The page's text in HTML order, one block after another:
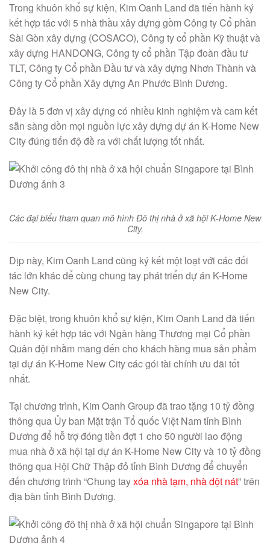
Trong khuôn khổ sự kiện, Kim Oanh Land đã tiến hành ký
kết hợp tác với 5 nhà thầu xây dựng gồm Công ty Cổ phần
Sài Gòn xây dựng (COSACO), Công ty cổ phần Kỹ thuật và
xây dựng HANDONG, Công ty cổ phần Tập đoàn đầu tư
TLT, Công ty Cổ phần Đầu tư và xây dựng Nhơn Thành và
Công ty Cổ phần Xây dựng An Phước Bình Dương.
Đây là 5 đơn vị xây dựng có nhiều kinh nghiệm và cam kết
sẵn sàng dồn mọi nguồn lực xây dựng dự án K-Home New
City đúng tiến độ đề ra với chất lượng tốt nhất.
Các đại biểu tham quan mô hình Đô thị nhà ở xã hội K-Home New
City.
Dịp này, Kim Oanh Land cũng ký kết một loạt với các đối
tác lớn khác để cùng chung tay phát triển dự án K-Home
New City.
Đặc biệt, trong khuôn khổ sự kiện, Kim Oanh Land đã tiến
hành ký kết hợp tác với Ngân hàng Thương mại Cổ phần
Quân đội nhằm mang đến cho khách hàng mua sản phẩm
tại dự án K-Home New City các gói tài chính ưu đãi tốt
nhất.
Tại chương trình, Kim Oanh Group đã trao tặng 10 tỷ đồng
thông qua Ủy ban Mặt trận Tổ quốc Việt Nam tỉnh Bình
Dương để hỗ trợ đóng tiền đợt 1 cho 50 người lao động
mua nhà ở xã hội tại dự án K-Home New City và 10 tỷ đồng
thông qua Hội Chữ Thập đỏ tỉnh Bình Dương để chuyển
đến chương trình “Chung tayxóa nhà tạm, nhà dột nát” trên
địa bàn tỉnh Bình Dương.